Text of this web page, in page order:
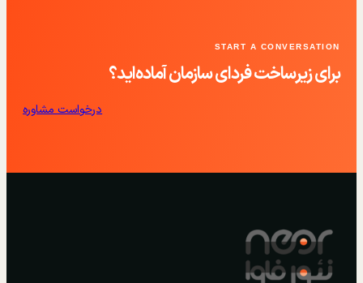
START A CONVERSATION
برای زیرساخت فردای سازمان آماده‌اید؟
درخواست مشاوره